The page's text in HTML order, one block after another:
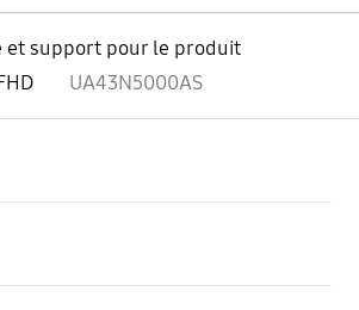
et support pour le produit
UA43N5000AS